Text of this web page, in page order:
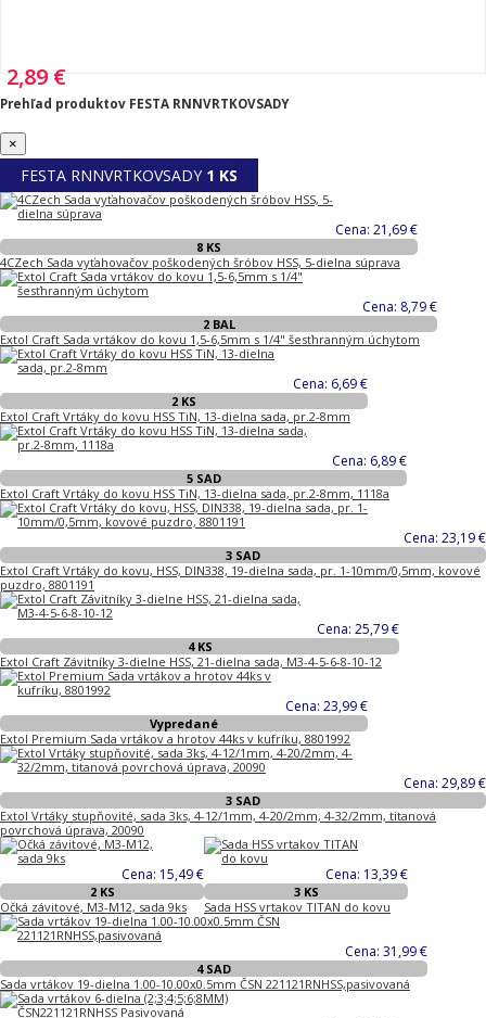
2,89 €
Prehľad produktov FESTA RNNVRTKOVSADY
×
FESTA RNNVRTKOVSADY 1 KS
Cena: 21,69 €
8 KS
4CZech Sada vyťahovačov poškodených šróbov HSS, 5-dielna súprava
Cena: 8,79 €
2 BAL
Extol Craft Sada vrtákov do kovu 1,5-6,5mm s 1/4" šesťhranným úchytom
Cena: 6,69 €
2 KS
Extol Craft Vrtáky do kovu HSS TiN, 13-dielna sada, pr.2-8mm
Cena: 6,89 €
5 SAD
Extol Craft Vrtáky do kovu HSS TiN, 13-dielna sada, pr.2-8mm, 1118a
Cena: 23,19 €
3 SAD
Extol Craft Vrtáky do kovu, HSS, DIN338, 19-dielna sada, pr. 1-10mm/0,5mm, kovové
puzdro, 8801191
Cena: 25,79 €
4 KS
Extol Craft Závitníky 3-dielne HSS, 21-dielna sada, M3-4-5-6-8-10-12
Cena: 23,99 €
Vypredané
Extol Premium Sada vrtákov a hrotov 44ks v kufríku, 8801992
Cena: 29,89 €
3 SAD
Extol Vrtáky stupňovité, sada 3ks, 4-12/1mm, 4-20/2mm, 4-32/2mm, titanová
povrchová úprava, 20090
Cena: 15,49 €
2 KS
Očká závitové, M3-M12, sada 9ks
Cena: 13,39 €
3 KS
Sada HSS vrtakov TITAN do kovu
Cena: 31,99 €
4 SAD
Sada vrtákov 19-dielna 1.00-10.00x0.5mm ČSN 221121RNHSS,pasivovaná